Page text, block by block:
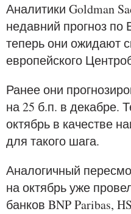
Аналитики Goldman
недавний прогноз
теперь они ожидают
европейского
Ранее они
на 25 б.п. в декабре.
октябрь в качестве
для такого шага.
Аналогичный
на октябрь уже
банков BNP Paribas,